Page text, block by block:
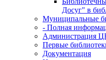
Досуг" в
Муниципальные
- Полная
Администрация
Первые
Документация